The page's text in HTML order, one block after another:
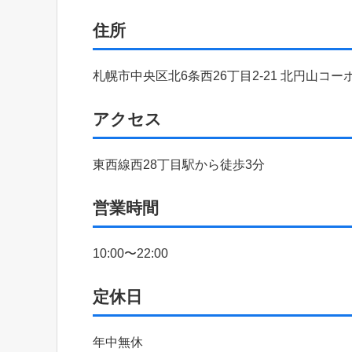
住所
札幌市中央区北6条西26丁目2-21 北円山コー
アクセス
東西線西28丁目駅から徒歩3分
営業時間
10:00〜22:00
定休日
年中無休